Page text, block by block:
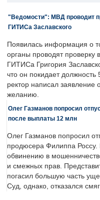
"Ведомости": МВД проводит
ГИТИСа Заславского
Появилась информация о
органы проводят проверку
ГИТИСа Григория
что он покидает должность
ректор написал заявление
желанию.
Олег Газманов попросил
после выплаты 12 млн
Олег Газманов попросил
продюсера Филиппа Россу.
обвинению в
и смежных прав.
погасил большую часть
Суд, однако, отказался